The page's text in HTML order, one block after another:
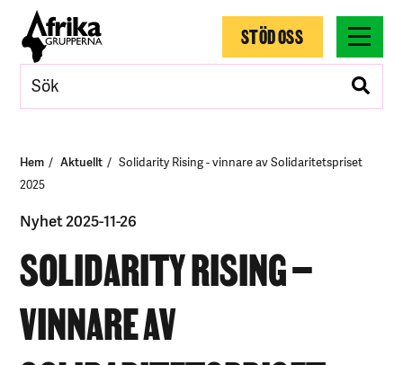
STÖD OSS
Hem Aktuellt
Solidarity Rising - vinnare av Solidaritetspriset
2025
Nyhet 2025-11-26
SOLIDARITY RISING –
VINNARE AV